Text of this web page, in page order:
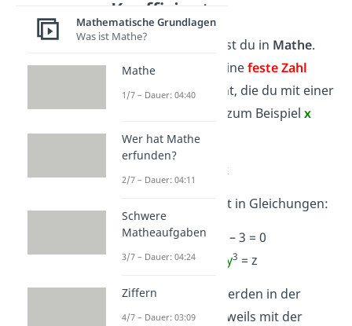
Koeffizient
Koeffizienten findest du in Mathe.
Generell ist damit einefeste Zahl
(Konstante) gemeint, die du mit einer
Zahl, wie zum Beispiel x
multiplizierst:
x
Sie begegnen dir oft in Gleichungen:
7x3+
– 3 = 0
ax y3 = z
DieKoeffizienten
werden in der
ersten Gleichung jeweils mit der
Mathematische Grundlagen
Was ist Mathe?
Mathe
1/7 – Dauer: 04:40
Wer hat Mathe
erfunden?
2/7 – Dauer: 04:11
Schwere
Matheaufgaben
3/7 – Dauer: 04:24
Ziffern
4/7 – Dauer: 03:09